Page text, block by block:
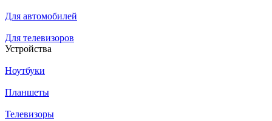
Для автомобилей
Для телевизоров
Устройства
Ноутбуки
Планшеты
Телевизоры